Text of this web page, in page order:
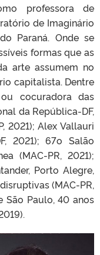
professora de
de Imaginário
Paraná. Onde se
formas que as
arte assumem no
capitalista. Dentre
cocuradora das
da República-DF,
2021); Alex Vallauri
2021); 67o Salão
(MAC-PR, 2021);
Porto Alegre,
(MAC-PR,
São Paulo, 40 anos